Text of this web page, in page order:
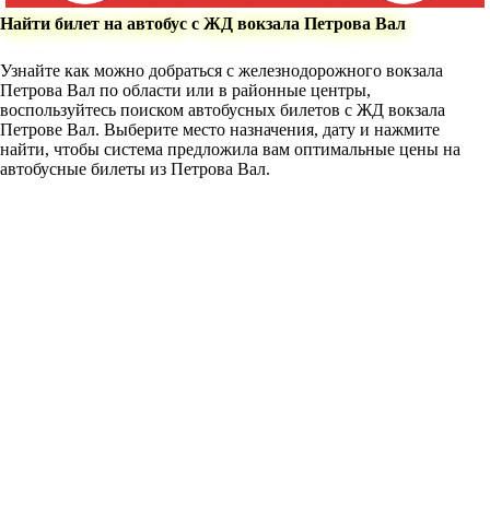
Найти билет на автобус с ЖД вокзала Петрова Вал
Узнайте как можно добраться с железнодорожного вокзала
Петрова Вал по области или в районные центры,
воспользуйтесь поиском автобусных билетов с ЖД вокзала
Петрове Вал. Выберите место назначения, дату и нажмите
найти, чтобы система предложила вам оптимальные цены на
автобусные билеты из Петрова Вал.